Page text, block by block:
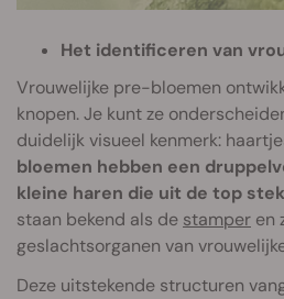
Het identificeren van
Vrouwelijke pre-bloemen
knopen. Je kunt ze
duidelijk visueel kenmerk:
bloemen hebben een
kleine haren die uit de top
staan bekend als de stamper en
geslachtsorganen van
Deze uitstekende structuren